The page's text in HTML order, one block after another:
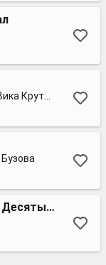
The Disco Of 10th ( Диско Десятых)